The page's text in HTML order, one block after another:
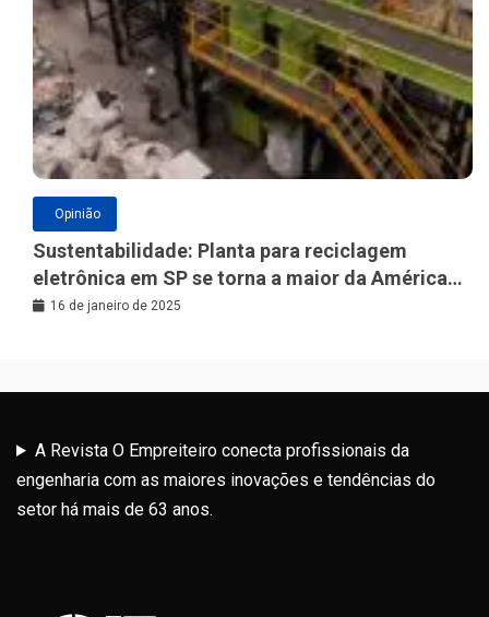
Opinião
Sustentabilidade: Planta para reciclagem
eletrônica em SP se torna a maior da América
Latina
16 de janeiro de 2025
A Revista O Empreiteiro conecta profissionais da
engenharia com as maiores inovações e tendências do
setor há mais de 63 anos.